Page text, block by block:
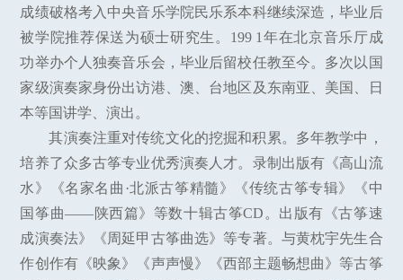
成绩破格考入中央音乐学院民乐系本科继续深造，毕业后
被学院推荐保送为硕士研究生。199 1年在北京音乐厅成
功举办个人独奏音乐会，毕业后留校任教至今。多次以国
家级演奏家身份出访港、澳、台地区及东南亚、美国、日
本等国讲学、演出。
其演奏注重对传统文化的挖掘和积累。多年教学中，
培养了众多古筝专业优秀演奏人才。录制出版有《高山流
水》《名家名曲·北派古筝精髓》《传统古筝专辑》《中
国筝曲——陕西篇》等数十辑古筝CD。出版有《古筝速
成演奏法》《周延甲古筝曲选》等专著。与黄枕宇先生合
作创作有《映象》《声声慢》《西部主题畅想曲》等古筝